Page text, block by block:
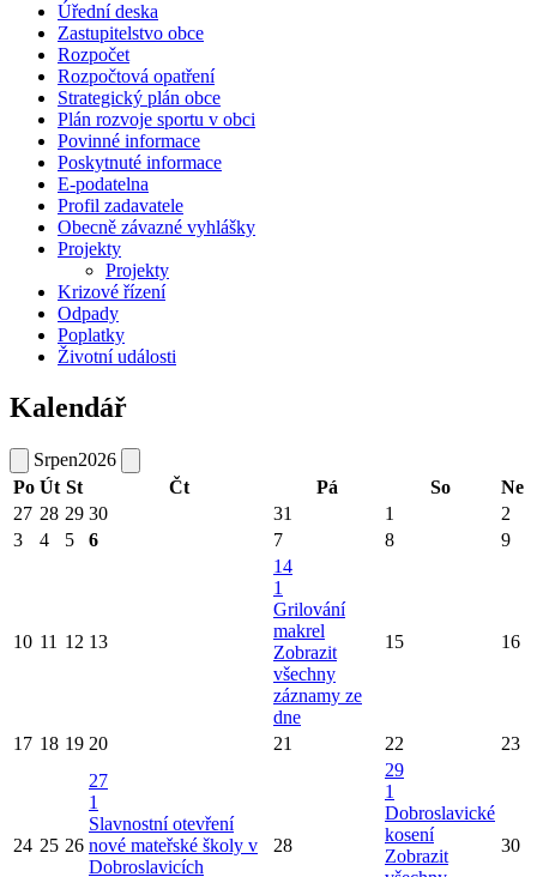
Úřední deska
Zastupitelstvo obce
Rozpočet
Rozpočtová opatření
Strategický plán obce
Plán rozvoje sportu v obci
Povinné informace
Poskytnuté informace
E-podatelna
Profil zadavatele
Obecně závazné vyhlášky
Projekty
Projekty
Krizové řízení
Odpady
Poplatky
Životní události
Kalendář
Srpen2026
Po Út St Čt Pá So
Ne
27 28 29 30 31 1
2
3
4 5 6 7 8 9
10 11 12 13
14
1
Grilování
makrel
Zobrazit
všechny
záznamy ze
dne
15 16
17 18 19 20 21 22 23
24 25 26
27
1
Slavnostní otevření
nové mateřské školy v
Dobroslavicích
28
29
1
Dobroslavické
kosení
Zobrazit
30